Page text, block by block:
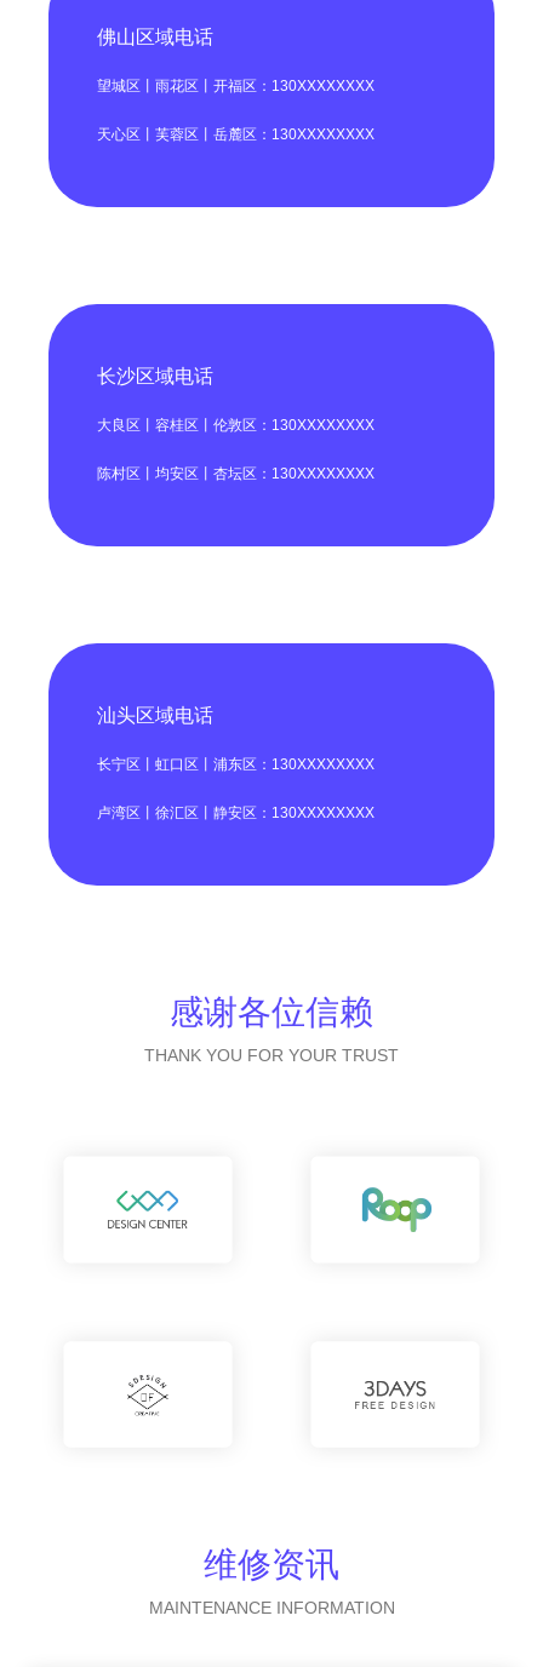
佛山区域电话
望城区丨雨花区丨开福区：130XXXXXXXX
天心区丨芙蓉区丨岳麓区：130XXXXXXXX
长沙区域电话
大良区丨容桂区丨伦敦区：130XXXXXXXX
陈村区丨均安区丨杏坛区：130XXXXXXXX
汕头区域电话
长宁区丨虹口区丨浦东区：130XXXXXXXX
卢湾区丨徐汇区丨静安区：130XXXXXXXX
感谢各位信赖
THANK YOU FOR YOUR TRUST
维修资讯
MAINTENANCE INFORMATION